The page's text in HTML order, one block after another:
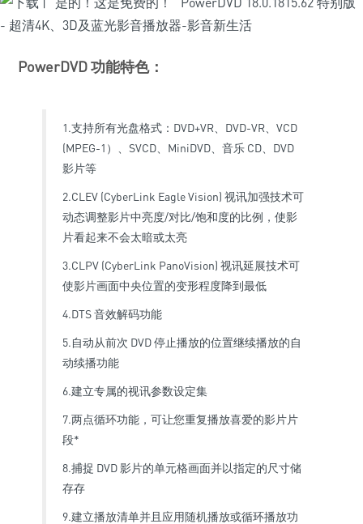
PowerDVD 功能特色：
1.支持所有光盘格式：DVD+VR、DVD-VR、VCD
(MPEG-1）、SVCD、MiniDVD、音乐 CD、DVD
影片等
2.CLEV (CyberLink Eagle Vision) 视讯加强技术可
动态调整影片中亮度/对比/饱和度的比例，使影
片看起来不会太暗或太亮
3.CLPV (CyberLink PanoVision) 视讯延展技术可
使影片画面中央位置的变形程度降到最低
4.DTS 音效解码功能
5.自动从前次 DVD 停止播放的位置继续播放的自
动续播功能
6.建立专属的视讯参数设定集
7.两点循环功能，可让您重复播放喜爱的影片片
段*
8.捕捉 DVD 影片的单元格画面并以指定的尺寸储
存存
9.建立播放清单并且应用随机播放或循环播放功